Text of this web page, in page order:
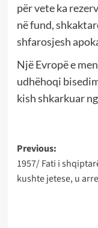
për vete ka
në fund,
shfarosjesh
Një Evropë e
udhëhoqi
kish shkarkuar
Post
Previous:
1957/ Fati i
kushte jetese, u